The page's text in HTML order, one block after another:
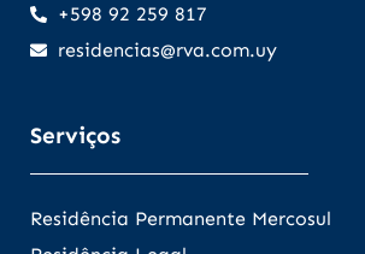
+598 92 259 817
residencias@rva.com.uy
Serviços
Residência Permanente Mercosul